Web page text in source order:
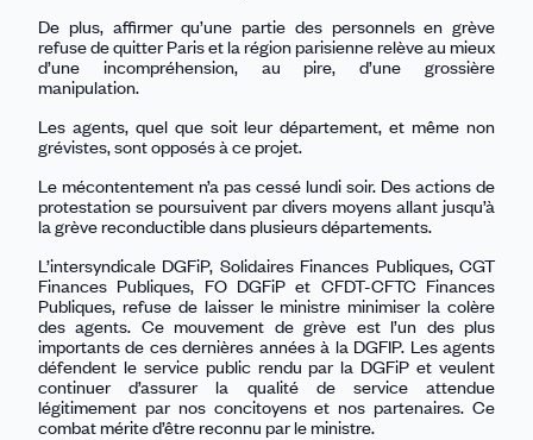
De plus, affirmer qu’une partie des personnels en grève
refuse de quitter Paris et la région parisienne relève au mieux
d’une incompréhension, au pire, d’une grossière
manipulation.
Les agents, quel que soit leur département, et même non
grévistes, sont opposés à ce projet.
Le mécontentement n’a pas cessé lundi soir. Des actions de
protestation se poursuivent par divers moyens allant jusqu’à
la grève reconductible dans plusieurs départements.
L’intersyndicale DGFiP, Solidaires Finances Publiques, CGT
Finances Publiques, FO DGFiP et CFDT-CFTC Finances
Publiques, refuse de laisser le ministre minimiser la colère
des agents. Ce mouvement de grève est l’un des plus
importants de ces dernières années à la DGFIP. Les agents
défendent le service public rendu par la DGFiP et veulent
continuer d’assurer la qualité de service attendue
légitimement par nos concitoyens et nos partenaires. Ce
combat mérite d’être reconnu par le ministre.